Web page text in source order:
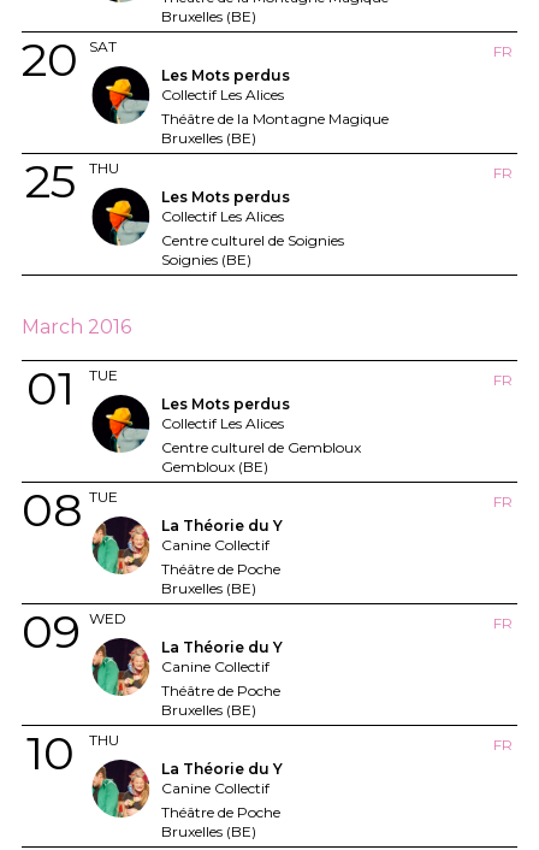
Bruxelles (BE)
SAT
20
FR
Les Mots perdus
Collectif Les Alices
Théâtre de la Montagne Magique
Bruxelles (BE)
THU
25
FR
Les Mots perdus
Collectif Les Alices
Centre culturel de Soignies
Soignies (BE)
March 2016
TUE
01
FR
Les Mots perdus
Collectif Les Alices
Centre culturel de Gembloux
Gembloux (BE)
TUE
08
FR
La Théorie du Y
Canine Collectif
Théâtre de Poche
Bruxelles (BE)
WED
09
FR
La Théorie du Y
Canine Collectif
Théâtre de Poche
Bruxelles (BE)
THU
10
FR
La Théorie du Y
Canine Collectif
Théâtre de Poche
Bruxelles (BE)